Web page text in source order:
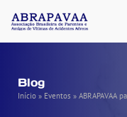
Blog
Início » Eventos » ABRAPAVAA